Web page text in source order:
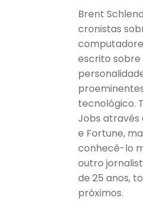
Brent
cronistas
escrito sobre
tecnológico.
Jobs através
e Fortune,
conhecê-lo
outro
de 25 anos,
próximos.